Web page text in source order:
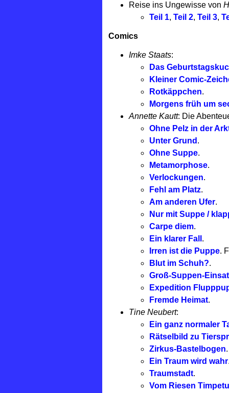
Reise ins Ungewisse von
Teil 1, Teil 2, Teil 3,
Comics
Imke Staats:
Das
Kleiner Comic-
Rotkäppchen.
Morgens früh um
Annette Kautt: Die
Ohne Pelz in der
Unter Grund .
Ohne Suppe.
Metamorphose.
Verlockungen.
Fehl am Platz.
Am anderen Ufer.
Nur mit Suppe /
Carpe diem.
Ein klarer Fall .
Irren ist die Puppe.
Blut im Schuh?.
Groß-Suppen-
Expedition
Fremde Heimat.
Tine Neubert:
Ein ganz normaler
Rätselbild zu
Zirkus-Bastelbogen.
Ein Traum wird wahr
Traumstadt.
Vom Riesen Timpetu